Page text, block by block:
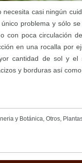
casi ningún
problema y sólo
con poca circulación
en una rocalla por
cantidad de sol y el
y borduras así
y Botánica, Otros,